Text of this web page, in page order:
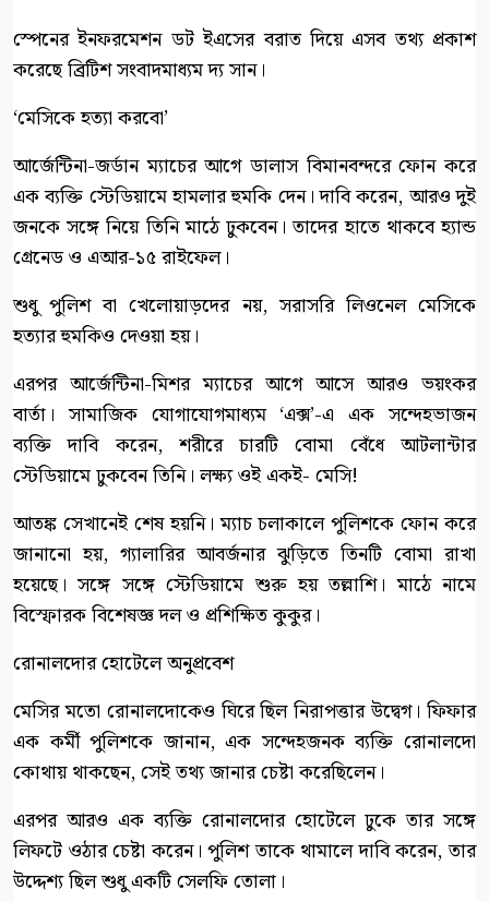
স্পেনের ইনফরমেশন ডট ইএসের বরাত দিয়ে এসব তথ্য প্রকাশ
করেছে ব্রিটিশ সংবাদমাধ্যম দ্য সান।
‘মেসিকে হত্যা করবো’
আর্জেন্টিনা-জর্ডান ম্যাচের আগে ডালাস বিমানবন্দরে ফোন করে
এক ব্যক্তি স্টেডিয়ামে হামলার হুমকি দেন। দাবি করেন, আরও দুই
জনকে সঙ্গে নিয়ে তিনি মাঠে ঢুকবেন। তাদের হাতে থাকবে হ্যান্ড
গ্রেনেড ও এআর-১৫ রাইফেল।
শুধু পুলিশ বা খেলোয়াড়দের নয়, সরাসরি লিওনেল মেসিকে
হত্যার হুমকিও দেওয়া হয়।
এরপর আর্জেন্টিনা-মিশর ম্যাচের আগে আসে আরও ভয়ংকর
বার্তা। সামাজিক যোগাযোগমাধ্যম ‘এক্স’-এ এক সন্দেহভাজন
ব্যক্তি দাবি করেন, শরীরে চারটি বোমা বেঁধে আটলান্টার
স্টেডিয়ামে ঢুকবেন তিনি। লক্ষ্য ওই একই- মেসি!
আতঙ্ক সেখানেই শেষ হয়নি। ম্যাচ চলাকালে পুলিশকে ফোন করে
জানানো হয়, গ্যালারির আবর্জনার ঝুড়িতে তিনটি বোমা রাখা
হয়েছে। সঙ্গে সঙ্গে স্টেডিয়ামে শুরু হয় তল্লাশি। মাঠে নামে
বিস্ফোরক বিশেষজ্ঞ দল ও প্রশিক্ষিত কুকুর।
রোনালদোর হোটেলে অনুপ্রবেশ
মেসির মতো রোনালদোকেও ঘিরে ছিল নিরাপত্তার উদ্বেগ। ফিফার
এক কর্মী পুলিশকে জানান, এক সন্দেহজনক ব্যক্তি রোনালদো
কোথায় থাকছেন, সেই তথ্য জানার চেষ্টা করেছিলেন।
এরপর আরও এক ব্যক্তি রোনালদোর হোটেলে ঢুকে তার সঙ্গে
লিফটে ওঠার চেষ্টা করেন। পুলিশ তাকে থামালে দাবি করেন, তার
উদ্দেশ্য ছিল শুধু একটি সেলফি তোলা।